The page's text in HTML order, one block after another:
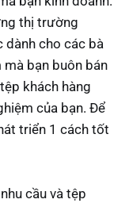
thị trường
dành cho các bà
mà bạn buôn bán
khách hàng
của bạn. Để
triển 1 cách tốt
cầu và tệp